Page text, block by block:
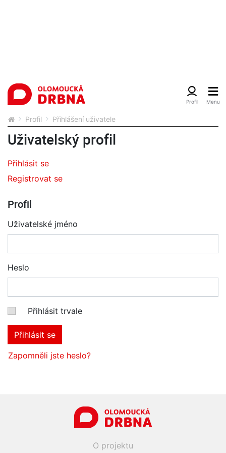
Profil Přihlášení uživatele
Uživatelský profil
Přihlásit se
Registrovat se
Profil
Uživatelské jméno
Heslo
Přihlásit trvale
Přihlásit se
Zapomněli jste heslo?
O projektu